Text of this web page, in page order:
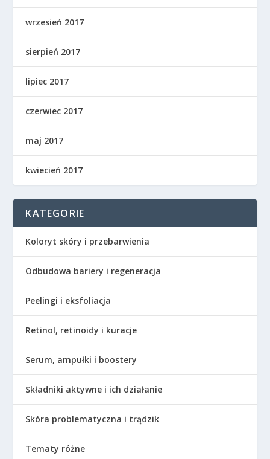
wrzesień 2017
sierpień 2017
lipiec 2017
czerwiec 2017
maj 2017
kwiecień 2017
KATEGORIE
Koloryt skóry i przebarwienia
Odbudowa bariery i regeneracja
Peelingi i eksfoliacja
Retinol, retinoidy i kuracje
Serum, ampułki i boostery
Składniki aktywne i ich działanie
Skóra problematyczna i trądzik
Tematy różne